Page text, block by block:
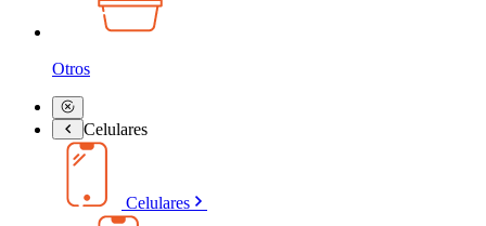
Otros
Celulares
Celulares